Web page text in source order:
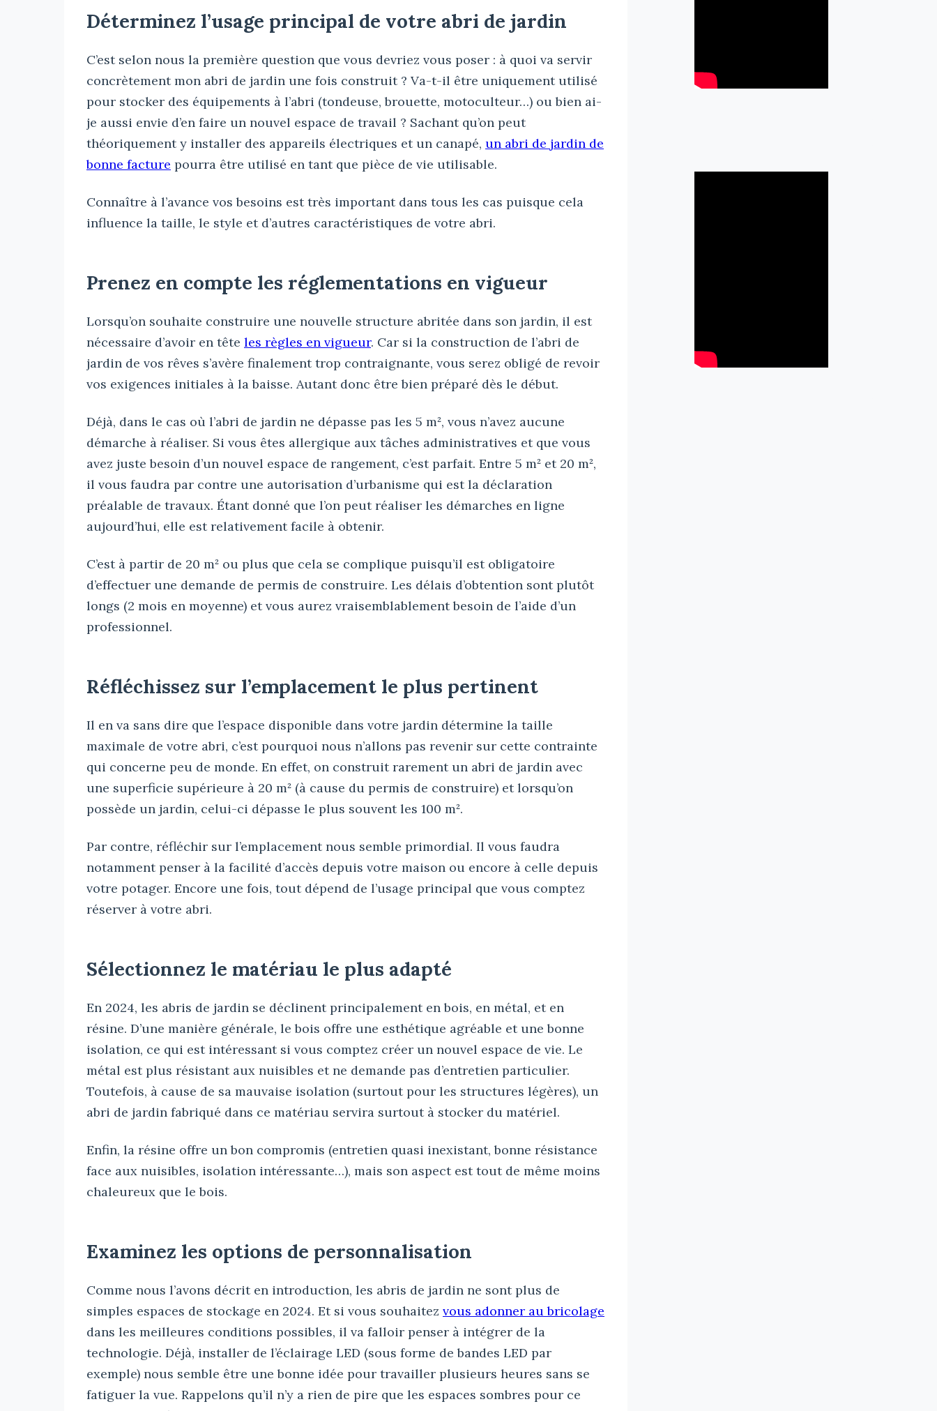
Déterminez l’usage principal de votre abri de jardin
C’est selon nous la première question que vous devriez vous poser : à quoi va servir
concrètement mon abri de jardin une fois construit ? Va-t-il être uniquement utilisé
pour stocker des équipements à l’abri (tondeuse, brouette, motoculteur…) ou bien ai-
je aussi envie d’en faire un nouvel espace de travail ? Sachant qu’on peut
théoriquement y installer des appareils électriques et un canapé, un abri de jardin de
bonne facture pourra être utilisé en tant que pièce de vie utilisable.
Connaître à l’avance vos besoins est très important dans tous les cas puisque cela
influence la taille, le style et d’autres caractéristiques de votre abri.
Prenez en compte les réglementations en vigueur
Lorsqu’on souhaite construire une nouvelle structure abritée dans son jardin, il est
nécessaire d’avoir en tête les règles en vigueur. Car si la construction de l’abri de
jardin de vos rêves s’avère finalement trop contraignante, vous serez obligé de revoir
vos exigences initiales à la baisse. Autant donc être bien préparé dès le début.
Déjà, dans le cas où l’abri de jardin ne dépasse pas les 5 m², vous n’avez aucune
démarche à réaliser. Si vous êtes allergique aux tâches administratives et que vous
avez juste besoin d’un nouvel espace de rangement, c’est parfait. Entre 5 m² et 20 m²,
il vous faudra par contre une autorisation d’urbanisme qui est la déclaration
préalable de travaux. Étant donné que l’on peut réaliser les démarches en ligne
aujourd’hui, elle est relativement facile à obtenir.
C’est à partir de 20 m² ou plus que cela se complique puisqu’il est obligatoire
d’effectuer une demande de permis de construire. Les délais d’obtention sont plutôt
longs (2 mois en moyenne) et vous aurez vraisemblablement besoin de l’aide d’un
professionnel.
Réfléchissez sur l’emplacement le plus pertinent
Il en va sans dire que l’espace disponible dans votre jardin détermine la taille
maximale de votre abri, c’est pourquoi nous n’allons pas revenir sur cette contrainte
qui concerne peu de monde. En effet, on construit rarement un abri de jardin avec
une superficie supérieure à 20 m² (à cause du permis de construire) et lorsqu’on
possède un jardin, celui-ci dépasse le plus souvent les 100 m².
Par contre, réfléchir sur l’emplacement nous semble primordial. Il vous faudra
notamment penser à la facilité d’accès depuis votre maison ou encore à celle depuis
votre potager. Encore une fois, tout dépend de l’usage principal que vous comptez
réserver à votre abri.
Sélectionnez le matériau le plus adapté
En 2024, les abris de jardin se déclinent principalement en bois, en métal, et en
résine. D’une manière générale, le bois offre une esthétique agréable et une bonne
isolation, ce qui est intéressant si vous comptez créer un nouvel espace de vie. Le
métal est plus résistant aux nuisibles et ne demande pas d’entretien particulier.
Toutefois, à cause de sa mauvaise isolation (surtout pour les structures légères), un
abri de jardin fabriqué dans ce matériau servira surtout à stocker du matériel.
Enfin, la résine offre un bon compromis (entretien quasi inexistant, bonne résistance
face aux nuisibles, isolation intéressante…), mais son aspect est tout de même moins
chaleureux que le bois.
Examinez les options de personnalisation
Comme nous l’avons décrit en introduction, les abris de jardin ne sont plus de
simples espaces de stockage en 2024. Et si vous souhaitez vous adonner au bricolage
dans les meilleures conditions possibles, il va falloir penser à intégrer de la
technologie. Déjà, installer de l’éclairage LED (sous forme de bandes LED par
exemple) nous semble être une bonne idée pour travailler plusieurs heures sans se
fatiguer la vue. Rappelons qu’il n’y a rien de pire que les espaces sombres pour ce